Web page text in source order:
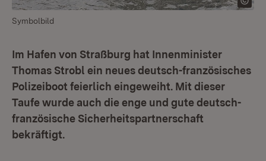
Symbolbild
Im Hafen von Straßburg hat Innenminister
Thomas Strobl ein neues deutsch-französisches
Polizeiboot feierlich eingeweiht. Mit dieser
Taufe wurde auch die enge und gute deutsch-
französische Sicherheitspartnerschaft
bekräftigt.